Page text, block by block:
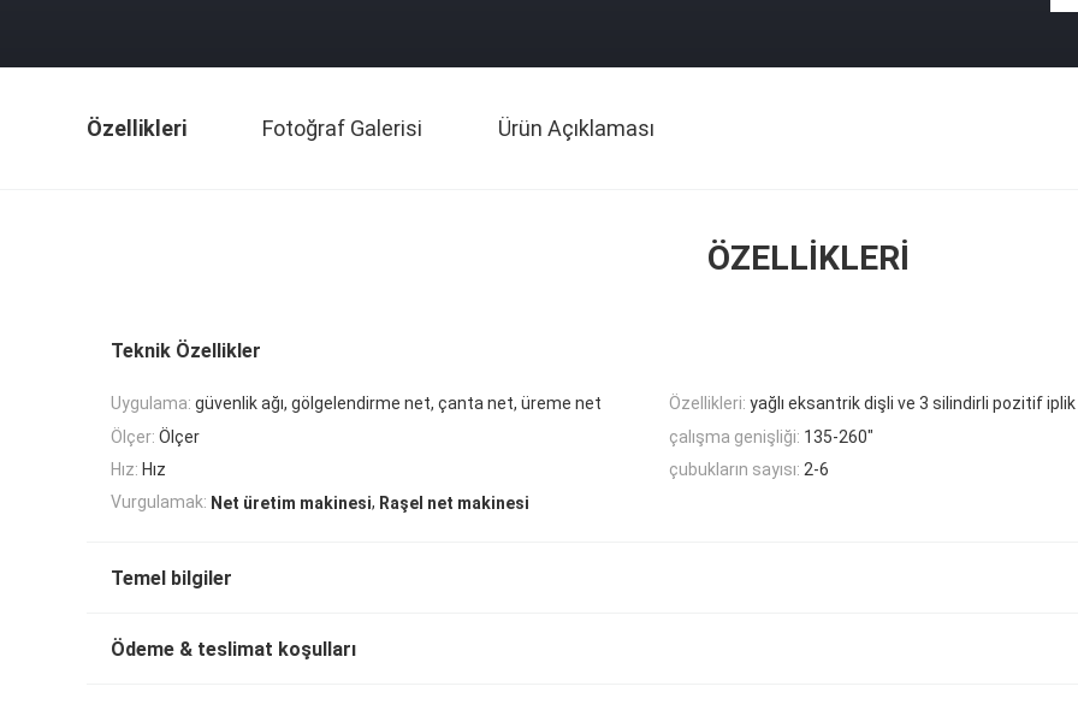
Özellikleri Fotoğraf Galerisi Ürün Açıklaması
ÖZELLIKLERI
Teknik Özellikler
Uygulama: güvenlik ağı, gölgelendirme net, çanta net, üreme net Özellikleri: yağlı eksantrik dişli ve 3 silindirli pozitif iplik
Ölçer: Ölçer çalışma genişliği: 135-260"
Hız: Hız çubukların sayısı: 2-6
Vurgulamak: Net üretim makinesi, Raşel net makinesi
Temel bilgiler
Ödeme & teslimat koşulları